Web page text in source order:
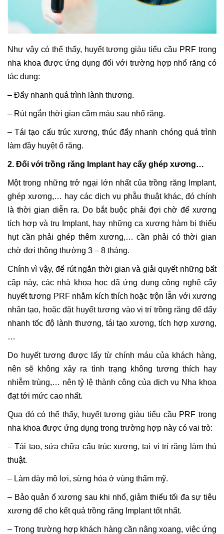
Như vậy có thể thấy, huyết tương giàu tiểu cầu PRF trong
nha khoa được ứng dụng đối với trường hợp nhổ răng có
tác dụng:
– Đẩy nhanh quá trình lành thương.
– Rút ngắn thời gian cầm máu sau nhổ răng.
– Tái tạo cấu trúc xương, thúc đẩy nhanh chóng quá trình
làm đầy huyệt ổ răng.
2. Đối với trồng răng Implant hay cấy ghép xương…
Một trong những trở ngại lớn nhất của trồng răng Implant,
ghép xương,… hay các dịch vụ phẫu thuật khác, đó chính
là thời gian diễn ra. Do bắt buộc phải đợi chờ để xương
tích hợp và trụ Implant, hay những ca xương hàm bị thiếu
hụt cần phải ghép thêm xương,… cần phải có thời gian
chờ đợi thông thường 3 – 8 tháng.
Chính vì vậy, để rút ngắn thời gian và giải quyết những bất
cập này, các nhà khoa học đã ứng dụng công nghệ cấy
huyết tương PRF nhằm kích thích hoặc trộn lẫn với xương
nhân tạo, hoặc đặt huyết tương vào vị trí trồng răng để đẩy
nhanh tốc độ lành thương, tái tạo xương, tích hợp xương,
…
Do huyết tương được lấy từ chính máu của khách hàng,
nên sẽ không xảy ra tình trạng không tương thích hay
nhiễm trùng,… nên tỷ lệ thành công của dịch vụ Nha khoa
đạt tới mức cao nhất.
Qua đó có thể thấy, huyết tương giàu tiểu cầu PRF trong
nha khoa được ứng dụng trong trường hợp này có vai trò:
– Tái tạo, sửa chữa cấu trúc xương, tại vị trí răng làm thủ
thuật.
– Làm dày mô lợi, sừng hóa ở vùng thẩm mỹ.
– Bảo quản ổ xương sau khi nhổ, giảm thiểu tối đa sự tiêu
xương để cho kết quả trồng răng Implant tốt nhất.
– Trong trường hợp khách hàng cần nâng xoang, việc ứng